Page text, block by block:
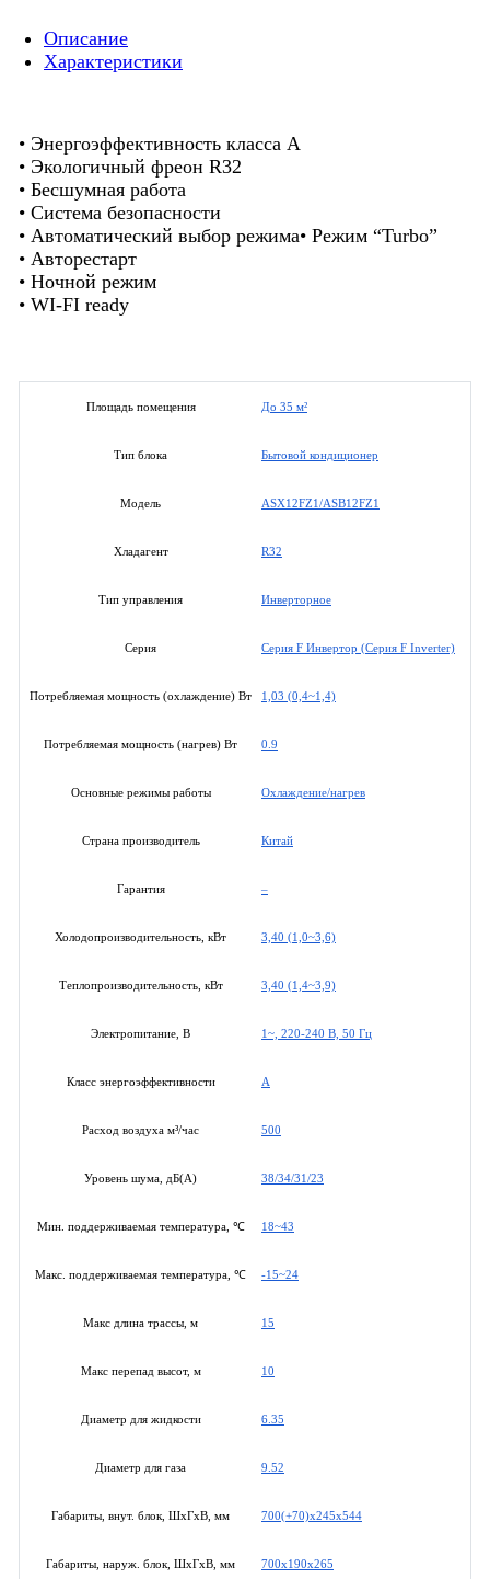
Описание
Характеристики
• Энергоэффективность класса А
• Экологичный фреон R32
• Бесшумная работа
• Система безопасности
• Автоматический выбор режима• Режим “Turbo”
• Авторестарт
• Ночной режим
• WI-FI ready
Площадь помещения До 35 м²
Тип блока Бытовой кондиционер
Модель ASX12FZ1/ASB12FZ1
Хладагент R32
Тип управления Инверторное
Серия Серия F Инвертор (Серия F Inverter)
Потребляемая мощность (охлаждение) Вт 1,03 (0,4~1,4)
Потребляемая мощность (нагрев) Вт 0.9
Основные режимы работы Охлаждение/нагрев
Страна производитель Китай
Гарантия –
Холодопроизводительность, кВт 3,40 (1,0~3,6)
Теплопроизводительность, кВт 3,40 (1,4~3,9)
Электропитание, В 1~, 220-240 В, 50 Гц
Класс энергоэффективности A
Расход воздуха м³/час 500
Уровень шума, дБ(А) 38/34/31/23
Мин. поддерживаемая температура, ℃ 18~43
Макс. поддерживаемая температура, ℃ -15~24
Макс длина трассы, м 15
Макс перепад высот, м 10
Диаметр для жидкости 6.35
Диаметр для газа 9.52
Габариты, внут. блок, ШхГхВ, мм 700(+70)x245x544
Габариты, наруж. блок, ШхГхВ, мм 700x190x265